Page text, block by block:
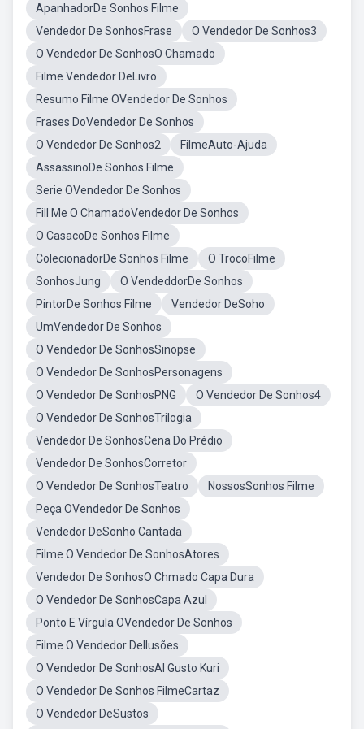
ApanhadorDe Sonhos Filme
Vendedor De SonhosFrase
O Vendedor De Sonhos3
O Vendedor De SonhosO Chamado
Filme Vendedor DeLivro
Resumo Filme OVendedor De Sonhos
Frases DoVendedor De Sonhos
O Vendedor De Sonhos2
FilmeAuto-Ajuda
AssassinoDe Sonhos Filme
Serie OVendedor De Sonhos
Fill Me O ChamadoVendedor De Sonhos
O CasacoDe Sonhos Filme
ColecionadorDe Sonhos Filme
O TrocoFilme
SonhosJung
O VendeddorDe Sonhos
PintorDe Sonhos Filme
Vendedor DeSoho
UmVendedor De Sonhos
O Vendedor De SonhosSinopse
O Vendedor De SonhosPersonagens
O Vendedor De SonhosPNG
O Vendedor De Sonhos4
O Vendedor De SonhosTrilogia
Vendedor De SonhosCena Do Prédio
Vendedor De SonhosCorretor
O Vendedor De SonhosTeatro
NossosSonhos Filme
Peça OVendedor De Sonhos
Vendedor DeSonho Cantada
Filme O Vendedor De SonhosAtores
Vendedor De SonhosO Chmado Capa Dura
O Vendedor De SonhosCapa Azul
Ponto E Vírgula OVendedor De Sonhos
Filme O Vendedor DeIlusões
O Vendedor De SonhosAl Gusto Kuri
O Vendedor De Sonhos FilmeCartaz
O Vendedor DeSustos